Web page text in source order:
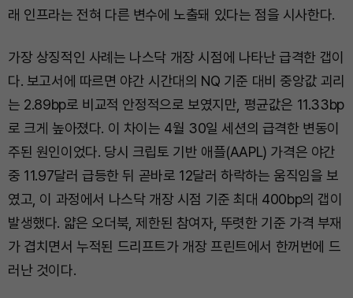
래 인프라는 전혀 다른 변수에 노출돼 있다는 점을 시사한다.
가장 상징적인 사례는 나스닥 개장 시점에 나타난 급격한 갭이
다. 보고서에 따르면 야간 시간대의 NQ 기준 대비 중앙값 괴리
는 2.89bp로 비교적 안정적으로 보였지만, 평균값은 11.33bp
로 크게 높아졌다. 이 차이는 4월 30일 세션의 급격한 변동이
주된 원인이었다. 당시 크립토 기반 애플(AAPL) 가격은 야간
중 11.97달러 급등한 뒤 곧바로 12달러 하락하는 움직임을 보
였고, 이 과정에서 나스닥 개장 시점 기준 최대 400bp의 갭이
발생했다. 얇은 오더북, 제한된 참여자, 뚜렷한 기준 가격 부재
가 겹치면서 누적된 드리프트가 개장 프린트에서 한꺼번에 드
러난 것이다.